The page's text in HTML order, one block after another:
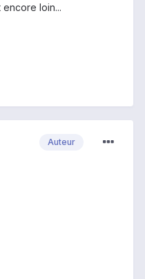
loin...
Auteur